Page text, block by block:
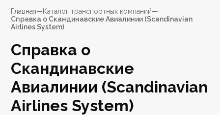
Главная—Каталог транспортных компаний—
Справка о Скандинавские Авиалинии (Scandinavian
Airlines System)
Справка о
Скандинавские
Авиалинии (Scandinavian
Airlines System)